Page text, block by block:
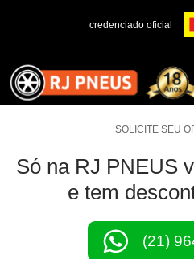
credenciado oficial
SOLICITE SEU
Só na RJ PNEUS
e tem
(21)